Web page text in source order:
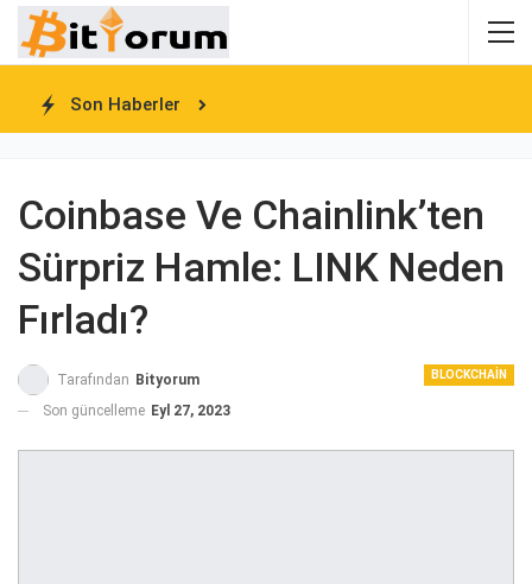
Son Haberler
Coinbase Ve Chainlink’ten
Sürpriz Hamle: LINK Neden
Fırladı?
BLOCKCHAIN
Tarafından Bityorum
Son güncelleme Eyl 27, 2023